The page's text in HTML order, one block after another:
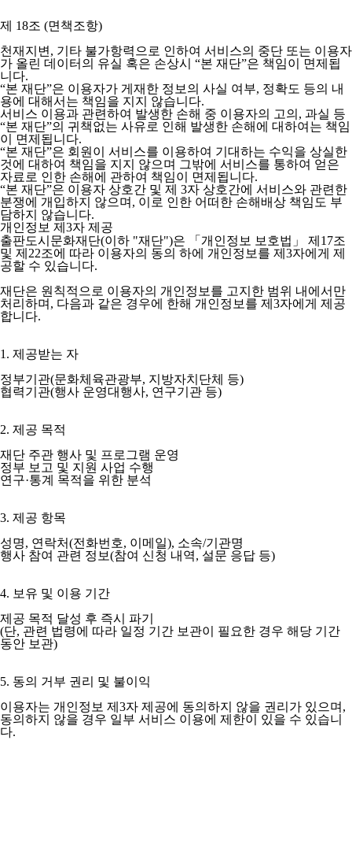
제 18조 (면책조항)
천재지변, 기타 불가항력으로 인하여 서비스의 중단 또는 이용자
가 올린 데이터의 유실 혹은 손상시 “본 재단”은 책임이 면제됩
니다.
“본 재단”은 이용자가 게재한 정보의 사실 여부, 정확도 등의 내
용에 대해서는 책임을 지지 않습니다.
서비스 이용과 관련하여 발생한 손해 중 이용자의 고의, 과실 등
“본 재단”의 귀책없는 사유로 인해 발생한 손해에 대하여는 책임
이 면제됩니다.
“본 재단”은 회원이 서비스를 이용하여 기대하는 수익을 상실한
것에 대하여 책임을 지지 않으며 그밖에 서비스를 통하여 얻은
자료로 인한 손해에 관하여 책임이 면제됩니다.
“본 재단”은 이용자 상호간 및 제 3자 상호간에 서비스와 관련한
분쟁에 개입하지 않으며, 이로 인한 어떠한 손해배상 책임도 부
담하지 않습니다.
개인정보 제3자 제공
출판도시문화재단(이하 "재단")은 「개인정보 보호법」 제17조
및 제22조에 따라 이용자의 동의 하에 개인정보를 제3자에게 제
공할 수 있습니다.
재단은 원칙적으로 이용자의 개인정보를 고지한 범위 내에서만
처리하며, 다음과 같은 경우에 한해 개인정보를 제3자에게 제공
합니다.
1. 제공받는 자
정부기관(문화체육관광부, 지방자치단체 등)
협력기관(행사 운영대행사, 연구기관 등)
2. 제공 목적
재단 주관 행사 및 프로그램 운영
정부 보고 및 지원 사업 수행
연구·통계 목적을 위한 분석
3. 제공 항목
성명, 연락처(전화번호, 이메일), 소속/기관명
행사 참여 관련 정보(참여 신청 내역, 설문 응답 등)
4. 보유 및 이용 기간
제공 목적 달성 후 즉시 파기
(단, 관련 법령에 따라 일정 기간 보관이 필요한 경우 해당 기간
동안 보관)
5. 동의 거부 권리 및 불이익
이용자는 개인정보 제3자 제공에 동의하지 않을 권리가 있으며,
동의하지 않을 경우 일부 서비스 이용에 제한이 있을 수 있습니
다.